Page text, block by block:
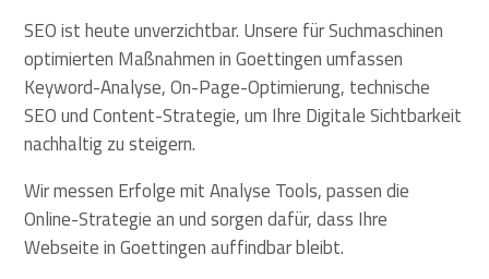
SEO ist heute unverzichtbar. Unsere für Suchmaschinen
optimierten Maßnahmen in Goettingen umfassen
Keyword-Analyse, On-Page-Optimierung, technische
SEO und Content-Strategie, um Ihre Digitale Sichtbarkeit
nachhaltig zu steigern.
Wir messen Erfolge mit Analyse Tools, passen die
Online-Strategie an und sorgen dafür, dass Ihre
Webseite in Goettingen auffindbar bleibt.